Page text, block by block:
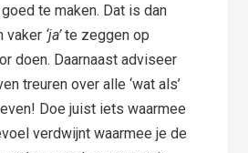
te maken. Dat is dan
vaker ‘ja’te zeggen op
doen. Daarnaast adviseer
treuren over alle ‘wat als’
Doe juist iets waarmee
verdwijnt waarmee je de